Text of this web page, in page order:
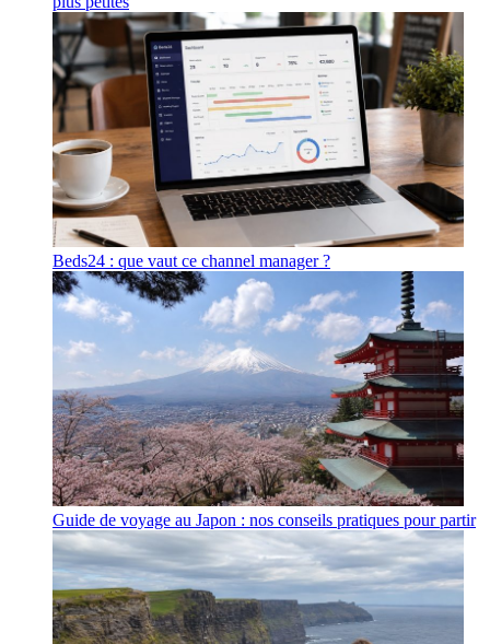
Beds24 : que vaut ce channel manager ?
Guide de voyage au Japon : nos conseils pratiques pour partir